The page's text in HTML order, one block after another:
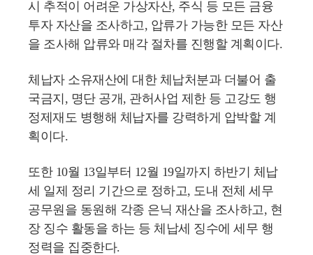
시 추적이 어려운 가상자산, 주식 등 모든 금융
투자 자산을 조사하고, 압류가 가능한 모든 자산
을 조사해 압류와 매각 절차를 진행할 계획이다.
체납자 소유재산에 대한 체납처분과 더불어 출
국금지, 명단 공개, 관허사업 제한 등 고강도 행
정제재도 병행해 체납자를 강력하게 압박할 계
획이다.
또한 10월 13일부터 12월 19일까지 하반기 체납
세 일제 정리 기간으로 정하고, 도내 전체 세무
공무원을 동원해 각종 은닉 재산을 조사하고, 현
장 징수 활동을 하는 등 체납세 징수에 세무 행
정력을 집중한다.